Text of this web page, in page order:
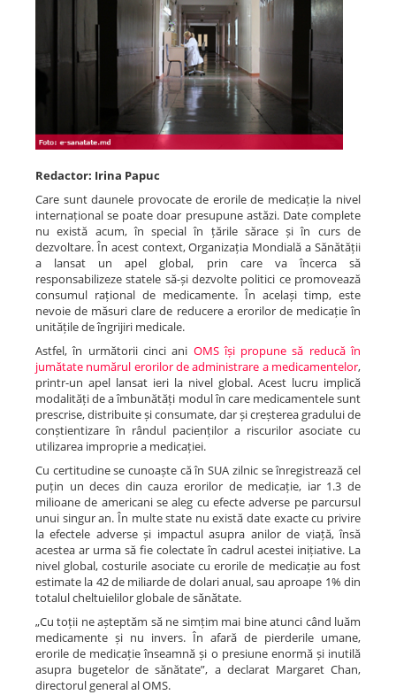
Redactor: Irina Papuc
Care sunt daunele provocate de erorile de medicație la nivel
internațional se poate doar presupune astăzi. Date complete
nu există acum, în special în țările sărace și în curs de
dezvoltare. În acest context, Organizația Mondială a Sănătății
a lansat un apel global, prin care va încerca să
responsabilizeze statele să-și dezvolte politici ce promovează
consumul rațional de medicamente. În același timp, este
nevoie de măsuri clare de reducere a erorilor de medicație în
unitățile de îngrijiri medicale.
Astfel, în următorii cinci ani OMS își propune să reducă în
jumătate numărul erorilor de administrare a medicamentelor,
printr-un apel lansat ieri la nivel global. Acest lucru implică
modalități de a îmbunătăți modul în care medicamentele sunt
prescrise, distribuite și consumate, dar și creșterea gradului de
conștientizare în rândul pacienților a riscurilor asociate cu
utilizarea improprie a medicației.
Cu certitudine se cunoaște că în SUA zilnic se înregistrează cel
puțin un deces din cauza erorilor de medicație, iar 1.3 de
milioane de americani se aleg cu efecte adverse pe parcursul
unui singur an. În multe state nu există date exacte cu privire
la efectele adverse și impactul asupra anilor de viață, însă
acestea ar urma să fie colectate în cadrul acestei inițiative. La
nivel global, costurile asociate cu erorile de medicație au fost
estimate la 42 de miliarde de dolari anual, sau aproape 1% din
totalul cheltuielilor globale de sănătate.
„Cu toții ne așteptăm să ne simțim mai bine atunci când luăm
medicamente și nu invers. În afară de pierderile umane,
erorile de medicație înseamnă și o presiune enormă și inutilă
asupra bugetelor de sănătate”, a declarat Margaret Chan,
directorul general al OMS.